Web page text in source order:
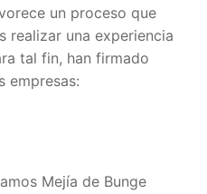
un proceso que
realizar una experiencia
tal fin, han firmado
empresas:
Mejía de Bunge